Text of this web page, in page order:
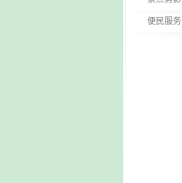
便民服务